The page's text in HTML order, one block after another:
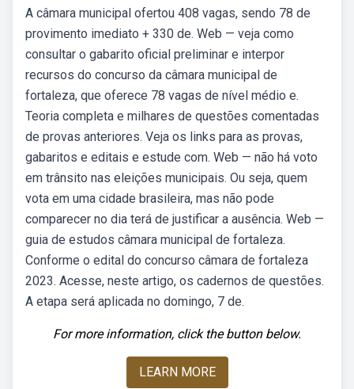
A câmara municipal ofertou 408 vagas, sendo 78 de
provimento imediato + 330 de. Web — veja como
consultar o gabarito oficial preliminar e interpor
recursos do concurso da câmara municipal de
fortaleza, que oferece 78 vagas de nível médio e.
Teoria completa e milhares de questões comentadas
de provas anteriores. Veja os links para as provas,
gabaritos e editais e estude com. Web — não há voto
em trânsito nas eleições municipais. Ou seja, quem
vota em uma cidade brasileira, mas não pode
comparecer no dia terá de justificar a ausência. Web —
guia de estudos câmara municipal de fortaleza.
Conforme o edital do concurso câmara de fortaleza
2023. Acesse, neste artigo, os cadernos de questões.
A etapa será aplicada no domingo, 7 de.
For more information, click the button below.
LEARN MORE